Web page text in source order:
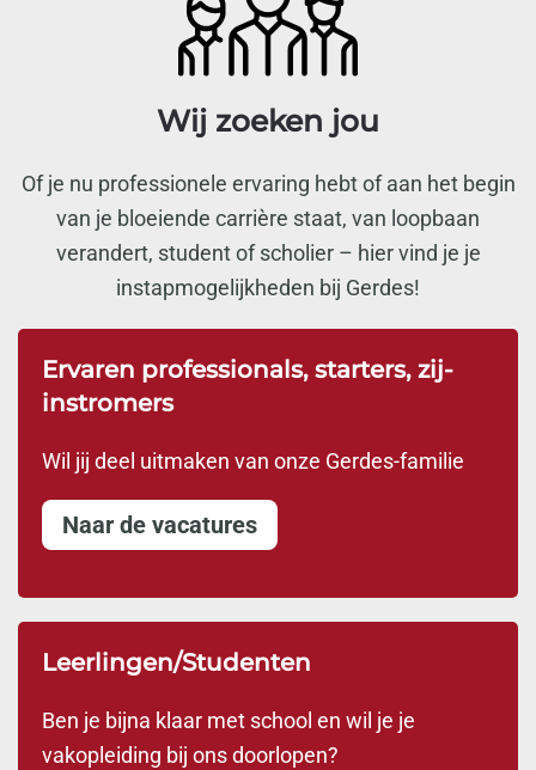
Wij zoeken jou
Of je nu professionele ervaring hebt of aan het begin
van je bloeiende carrière staat, van loopbaan
verandert, student of scholier – hier vind je je
instapmogelijkheden bij Gerdes!
Ervaren professionals, starters, zij-
instromers
Wil jij deel uitmaken van onze Gerdes-familie
Naar de vacatures
Leerlingen/Studenten
Ben je bijna klaar met school en wil je je
vakopleiding bij ons doorlopen?